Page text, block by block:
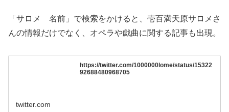
「サロメ 名前」で検索をかけると、壱百満天原サロメさ
んの情報だけでなく、オペラや戯曲に関する記事も出現。
https://twitter.com/1000000lome/status/15322
92688480968705
twitter.com